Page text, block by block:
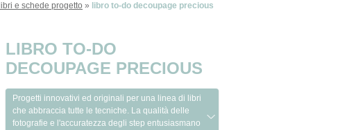
libri e schede progetto » libro to-do decoupage precious
LIBRO TO-DO
DECOUPAGE PRECIOUS
Progetti innovativi ed originali per una linea di libri
che abbraccia tutte le tecniche. La qualità delle
fotografie e l'accuratezza degli step entusiasmano